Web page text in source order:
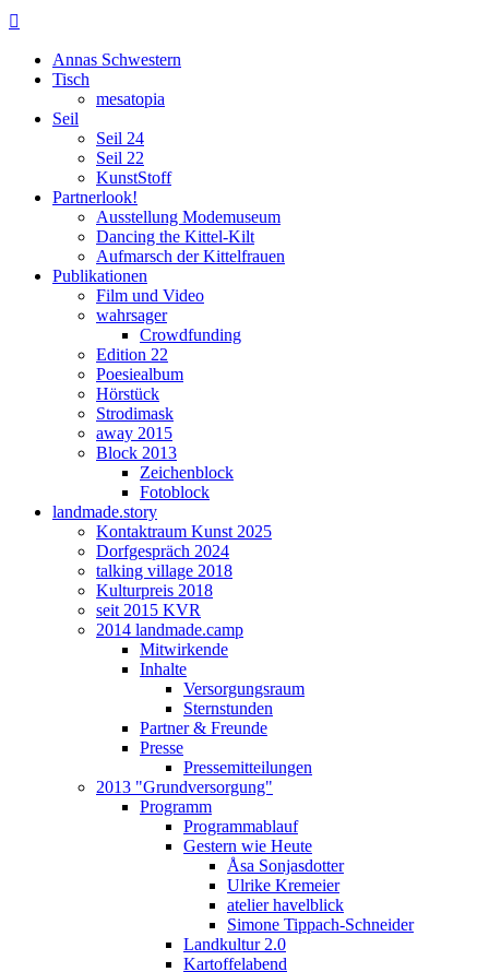

Annas Schwestern
Tisch
mesatopia
Seil
Seil 24
Seil 22
KunstStoff
Partnerlook!
Ausstellung Modemuseum
Dancing the Kittel-Kilt
Aufmarsch der Kittelfrauen
Publikationen
Film und Video
wahrsager
Crowdfunding
Edition 22
Poesiealbum
Hörstück
Strodimask
away 2015
Block 2013
Zeichenblock
Fotoblock
landmade.story
Kontaktraum Kunst 2025
Dorfgespräch 2024
talking village 2018
Kulturpreis 2018
seit 2015 KVR
2014 landmade.camp
Mitwirkende
Inhalte
Versorgungsraum
Sternstunden
Partner & Freunde
Presse
Pressemitteilungen
2013 "Grundversorgung"
Programm
Programmablauf
Gestern wie Heute
Åsa Sonjasdotter
Ulrike Kremeier
atelier havelblick
Simone Tippach-Schneider
Landkultur 2.0
Kartoffelabend